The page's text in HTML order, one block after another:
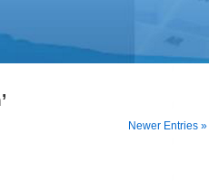
Newer Entries »